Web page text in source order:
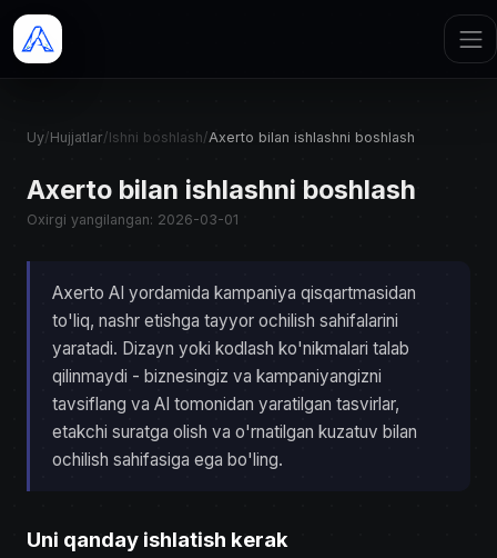
Uy/Hujjatlar/Ishni boshlash/Axerto bilan ishlashni boshlash
Axerto bilan ishlashni boshlash
Oxirgi yangilangan: 2026-03-01
Axerto AI yordamida kampaniya qisqartmasidan
to'liq, nashr etishga tayyor ochilish sahifalarini
yaratadi. Dizayn yoki kodlash ko'nikmalari talab
qilinmaydi - biznesingiz va kampaniyangizni
tavsiflang va AI tomonidan yaratilgan tasvirlar,
etakchi suratga olish va o'rnatilgan kuzatuv bilan
ochilish sahifasiga ega bo'ling.
Uni qanday ishlatish kerak